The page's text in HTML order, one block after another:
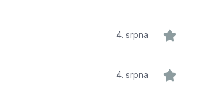
4. srpna
4. srpna